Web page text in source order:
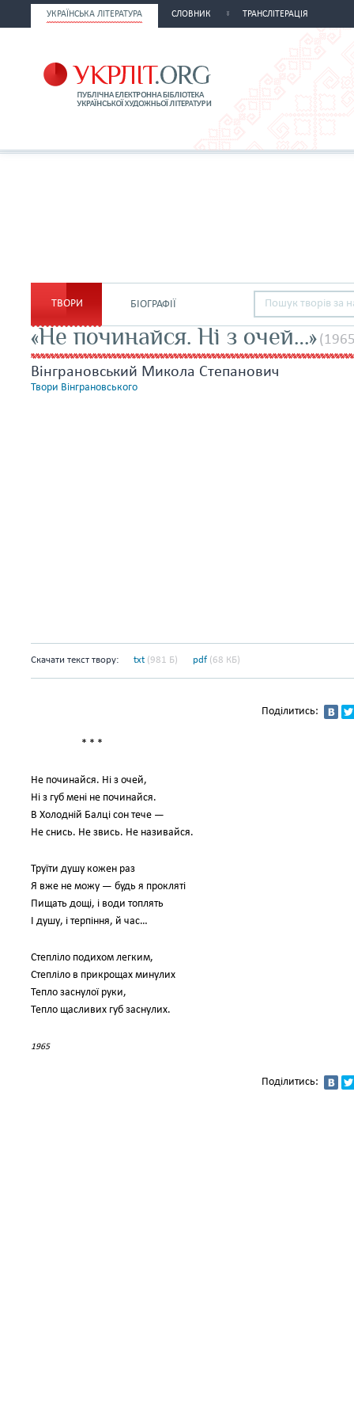
УКРАЇНСЬКА ЛІТЕРАТУРА СЛОВНИК ТРАНСЛІТЕРАЦІЯ
ТВОРИ БІОГРАФІЇ
«Не починайся. Ні з очей…»
Вінграновський Микола Степанович
Твори Вінграновського
Скачати текст твору: txt (981 Б) pdf (68 КБ)
Поділитись:
* * *
Не починайся. Ні з очей,
Ні з губ мені не починайся.
В Холодній Балці сон тече —
Не снись. Не звись. Не називайся.
Труїти душу кожен раз
Я вже не можу — будь я прокляті
Пищать дощі, і води топлять
І душу, і терпіння, й час…
Степліло подихом легким,
Степліло в прикрощах минулих
Тепло заснулої руки,
Тепло щасливих губ заснулих.
1965
Поділитись: